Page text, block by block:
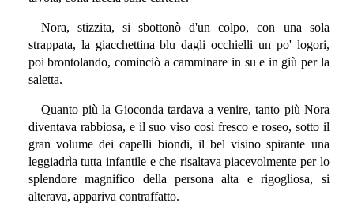
Nora, stizzita, si sbottonò d'un colpo, con una sola
strappata, la giacchettina blu dagli occhielli un po' logori,
poi brontolando, cominciò a camminare in su e in giù per la
saletta.
Quanto più la Gioconda tardava a venire, tanto più Nora
diventava rabbiosa, e il suo viso così fresco e roseo, sotto il
gran volume dei capelli biondi, il bel visino spirante una
leggiadrìa tutta infantile e che risaltava piacevolmente per lo
splendore magnifico della persona alta e rigogliosa, si
alterava, appariva contraffatto.